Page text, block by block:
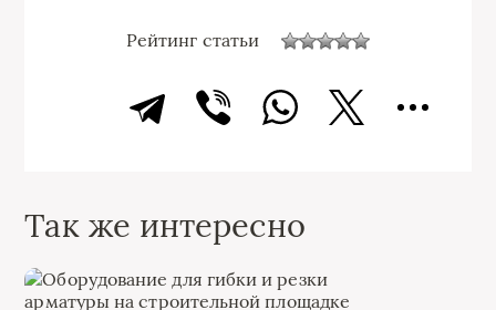
Рейтинг статьи
Так же интересно